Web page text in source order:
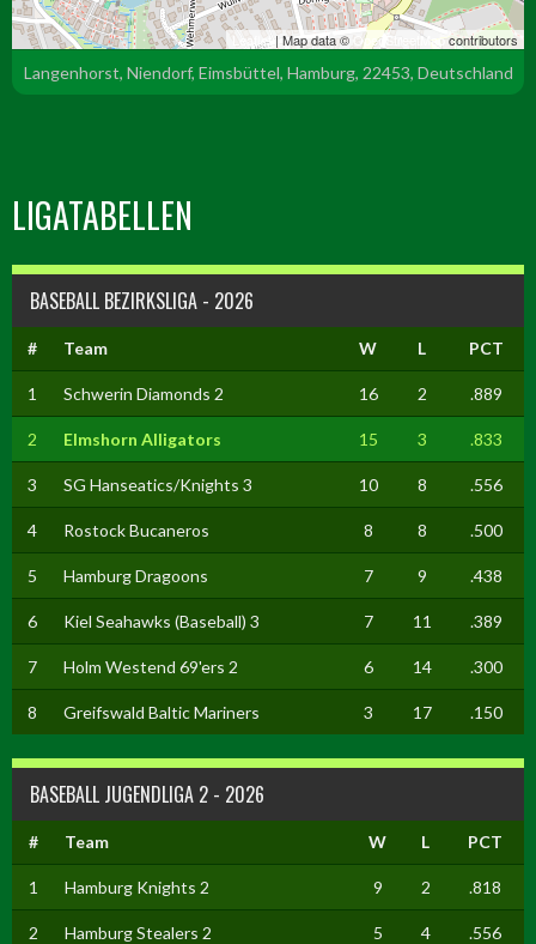
Leaflet | Map data © OpenStreetMapcontributors
Langenhorst, Niendorf, Eimsbüttel, Hamburg, 22453, Deutschland
LIGATABELLEN
BASEBALL BEZIRKSLIGA - 2026
# Team W L PCT
1 Schwerin Diamonds 2 16 2 .889
2 Elmshorn Alligators 15 3 .833
3 SG Hanseatics/Knights 3 10 8 .556
4 Rostock Bucaneros 8 8 .500
5 Hamburg Dragoons 7 9 .438
6 Kiel Seahawks (Baseball) 3 7 11 .389
7 Holm Westend 69'ers 2 6 14 .300
8 Greifswald Baltic Mariners 3 17 .150
BASEBALL JUGENDLIGA 2 - 2026
# Team W L PCT
1 Hamburg Knights 2 9 2 .818
2 Hamburg Stealers 2 5 4 .556